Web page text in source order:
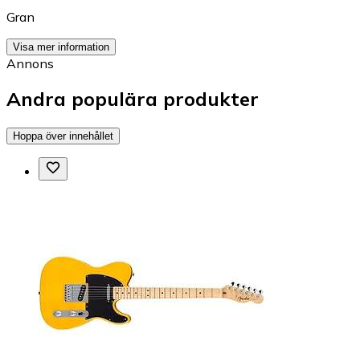
Gran
Visa mer information
Annons
Andra populära produkter
Hoppa över innehållet